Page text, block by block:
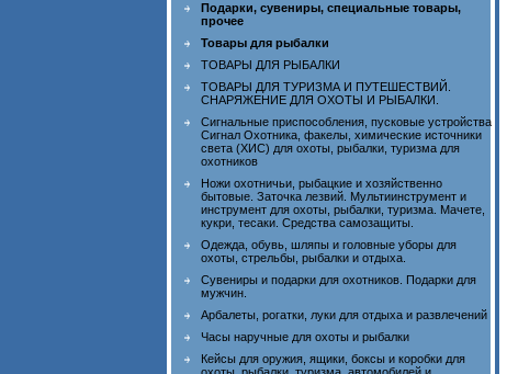
Подарки, сувениры, специальные товары,
прочее
Товары для рыбалки
ТОВАРЫ ДЛЯ РЫБАЛКИ
ТОВАРЫ ДЛЯ ТУРИЗМА И ПУТЕШЕСТВИЙ.
СНАРЯЖЕНИЕ ДЛЯ ОХОТЫ И РЫБАЛКИ.
Сигнальные приспособления, пусковые устройства
Сигнал Охотника, факелы, химические источники
света (ХИС) для охоты, рыбалки, туризма для
охотников
Ножи охотничьи, рыбацкие и хозяйственно
бытовые. Заточка лезвий. Мультиинструмент и
инструмент для охоты, рыбалки, туризма. Мачете,
кукри, тесаки. Средства самозащиты.
Одежда, обувь, шляпы и головные уборы для
охоты, стрельбы, рыбалки и отдыха.
Сувениры и подарки для охотников. Подарки для
мужчин.
Арбалеты, рогатки, луки для отдыха и развлечений
Часы наручные для охоты и рыбалки
Кейсы для оружия, ящики, боксы и коробки для